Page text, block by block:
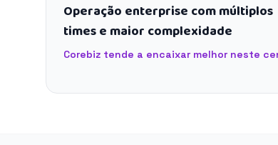
Operação enterprise com múltiplos
times e maior complexidade
Corebiz tende a encaixar melhor neste